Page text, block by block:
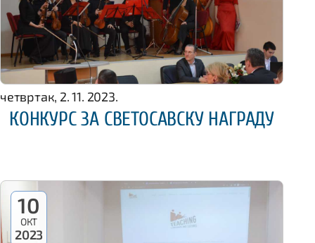
четвртак, 2. 11. 2023.
КОНКУРС ЗА СВЕТОСАВСКУ НАГРАДУ
10
ОКТ
2023